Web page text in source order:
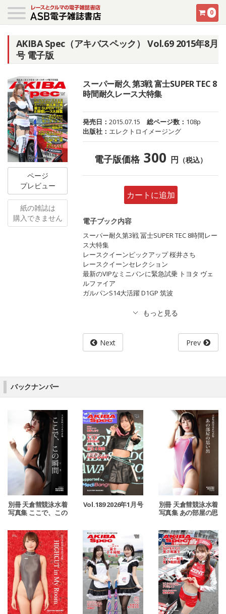
0
AKIBA Spec（アキバスペック） Vol.69 2015年8月
号 電子版
ページ
プレビュー
紙の雑誌は
購入できません
スーパー耐久 第3戦 富士SUPER TEC 8
時間耐久レース大特集
発売日：2015.07.15 総ページ数： 108p
出版社： エレクトロイメージング
電子版価格 300 円 （税込）
カートに追加
電子ブック内容
スーパー耐久第3戦 冨士SUPER TEC 8時間レー
ス大特集
レースクイーンピックアップ 桜井さち
レースクイーンセレクション
最新のVIPなミニバンに緊急試乗 トヨタ ヴェ
ルファイア
ガルパンS14大活躍 D1GP 筑波
Next Prev
バックナンバー
別冊 天倉彗競泳水着
写真集 ここで、この
瞬間
Vol.189 2026年1月号
別冊 天倉彗競泳水着
写真集 あの部屋の思
い出